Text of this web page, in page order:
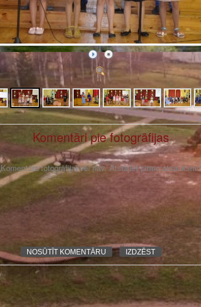
Komentāri pie fotogrāfijas
Komentāra fotogrāfijai vēl nav. Atstājiet pirmo atsauksmi!